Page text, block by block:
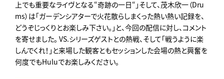
上でも重要なライヴとなる“奇跡の一日“」そして、茂木欣一（Dru
ms）は「ガーデンシアターで火花散らしまくった熱い熱い記録を、
どうぞじっくりとお楽しみ下さい。」と、今回の配信に対し、コメント
を寄せました。 VS.シリーズゲストとの熱戦、そして「戦うように楽
しんでくれ！」と来場した観客ともセッションした会場の熱と興奮を
何度でもHuluでお楽しみください。